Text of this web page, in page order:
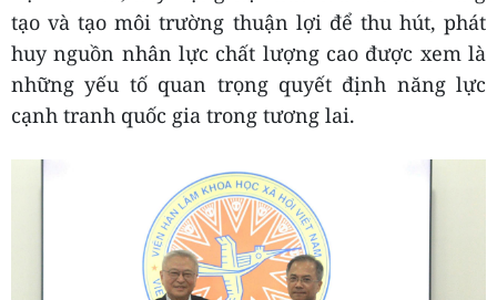
tạo và tạo môi trường thuận lợi để thu hút, phát
huy nguồn nhân lực chất lượng cao được xem là
những yếu tố quan trọng quyết định năng lực
cạnh tranh quốc gia trong tương lai.